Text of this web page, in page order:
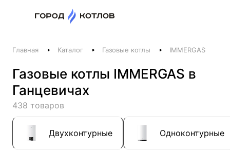
Телефоны
+375 44 511-06-41
+375 29 237-06-41
Котлы и отопление
Печи, камины, бани
Главная Каталог Газовые котлы IMMERGAS
Газовые котлы IMMERGAS в
Ганцевичах
438 товаров
Двухконтурные Одноконтурные